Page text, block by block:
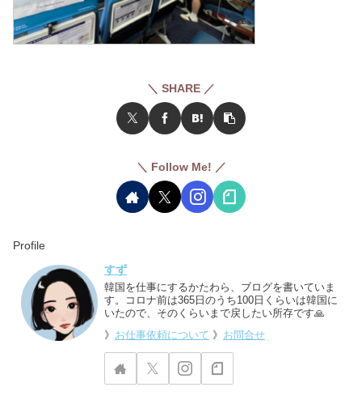
＼ SHARE ／
＼ Follow Me! ／
Profile
すず
韓国を仕事にするかたわら、ブログを書いていま
す。コロナ前は365日のうち100日くらいは韓国に
いたので、そのくらいまで戻したい所存です🙏
》 お仕事依頼について 》 お問合せ